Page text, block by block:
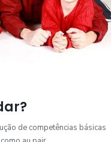
de competências básicas